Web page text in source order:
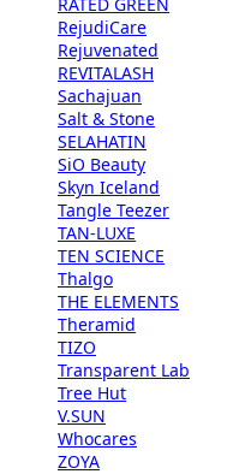
RejudiCare
Rejuvenated
REVITALASH
Sachajuan
Salt & Stone
SELAHATIN
SiO Beauty
Skyn Iceland
Tangle Teezer
TAN-LUXE
TEN SCIENCE
Thalgo
THE ELEMENTS
Theramid
TIZO
Transparent Lab
Tree Hut
V.SUN
Whocares
ZOYA